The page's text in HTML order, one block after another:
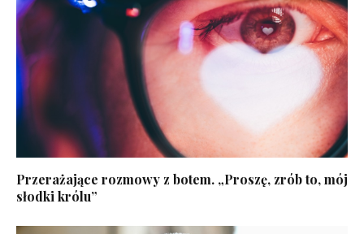
Przerażające rozmowy z botem. „Proszę, zrób to, mój
słodki królu”